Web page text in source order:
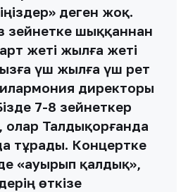
деген жоқ.
зейнетке шыққаннан
жеті жылға жеті
үш жылға үш рет
директоры
7-8 зейнеткер
олар Талдықорғанда
тұрады. Концертке
«ауырып қалдық»,
өткізе